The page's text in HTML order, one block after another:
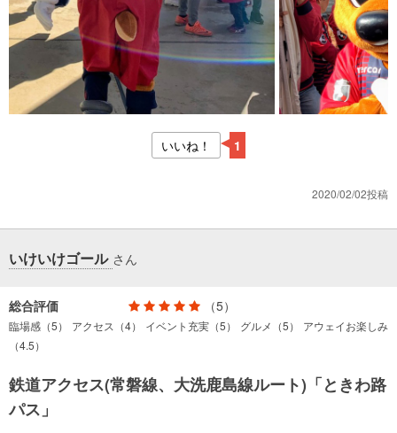
いいね！ 1
2020/02/02投稿
いけいけゴール さん
総合評価 （5）
臨場感（5） アクセス（4） イベント充実（5） グルメ（5）
アウェイお楽しみ
（4.5）
鉄道アクセス(常磐線、大洗鹿島線ルート)「ときわ路
パス」